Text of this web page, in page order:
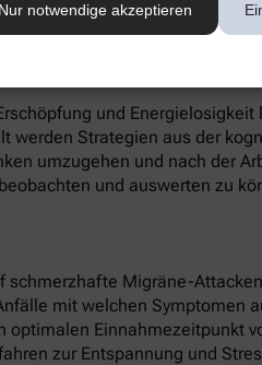
Nur notwendige akzeptieren
und
Strategien aus der
umzugehen und nach der
und auswerten zu
Migräne-
mit welchen Symptomen
Einnahmezeitpunkt
zur Entspannung und